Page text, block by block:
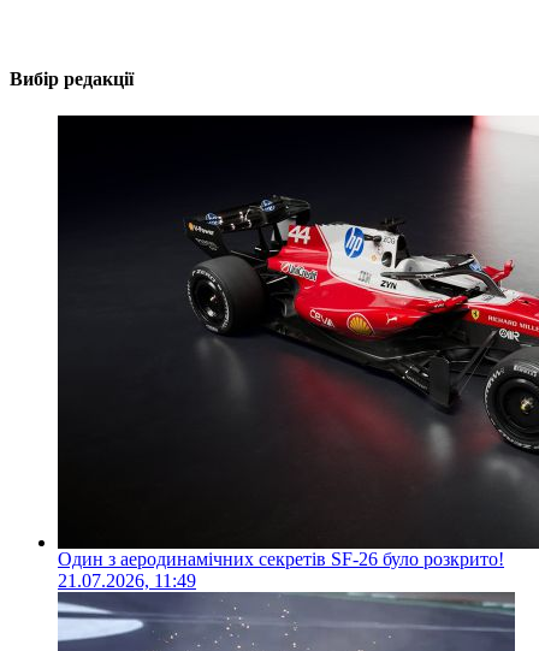
Вибір редакції
Один з аеродинамічних секретів SF-26 було розкрито!
21.07.2026, 11:49